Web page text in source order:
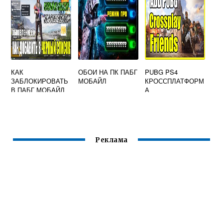
КАК
ЗАБЛОКИРОВАТЬ
В ПАБГ МОБАЙЛ
ОБОИ НА ПК ПАБГ
МОБАЙЛ
PUBG PS4
КРОССПЛАТФОРМ
А
Реклама